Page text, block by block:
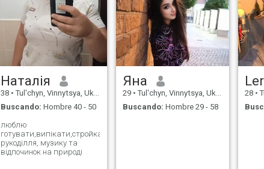
Наталія
38 • Tul'chyn, Vinnytsya, Ukrania
Buscando: Hombre 40 - 50
люблю
готувати,випікати,стройка,сварка,
рукоділля, музику та
відпочинок на природі
Яна
29 • Tul'chyn, Vinnytsya, Ukrania
Buscando: Hombre 29 - 58
28 •